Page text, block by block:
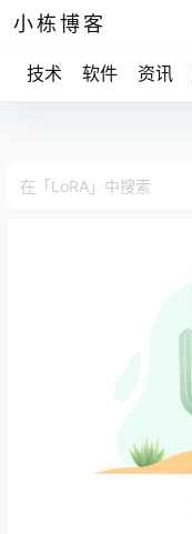
小栋博客
技术 软件 资讯